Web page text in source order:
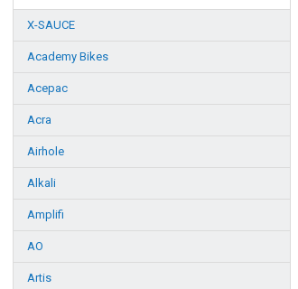
X-SAUCE
Academy Bikes
Acepac
Acra
Airhole
Alkali
Amplifi
AO
Artis